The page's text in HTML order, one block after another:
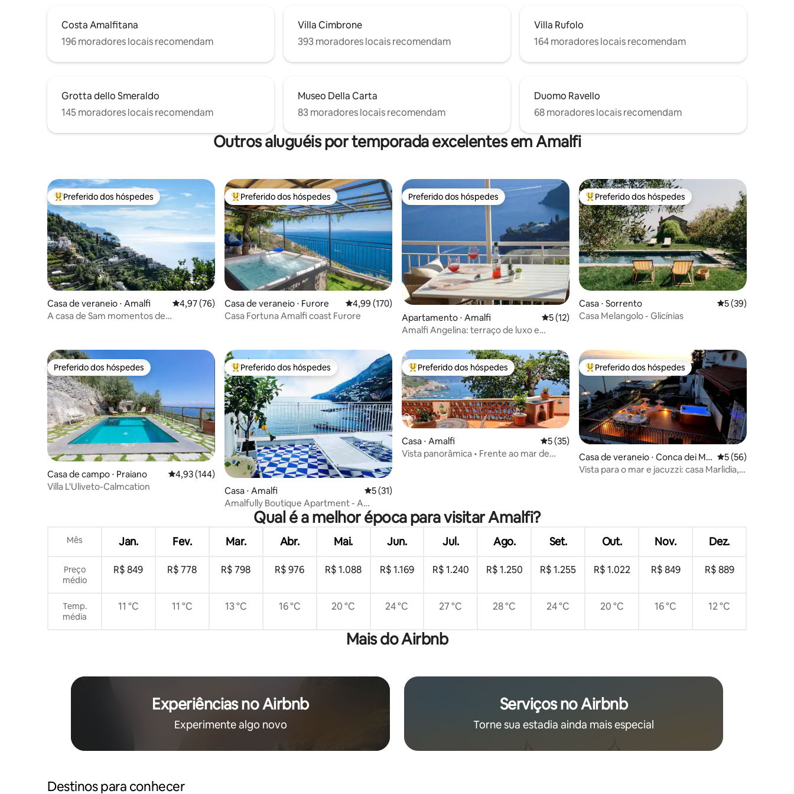
Costa Amalfitana
196 moradores locais recomendam
Villa Cimbrone
393 moradores locais recomendam
Villa Rufolo
164 moradores locais recomendam
Grotta dello Smeraldo
145 moradores locais recomendam
Museo Della Carta
83 moradores locais recomendam
Duomo Ravello
68 moradores locais recomendam
Outros aluguéis por temporada excelentes em Amalfi
Entre os melhores preferidos dos hóspedes
Preferido dos hóspedes
Casa de veraneio ⋅ Amalfi 4,97 de uma avaliação média de 5, 76 avaliações
4,97 (76)
A casa de Sam momentos de
Entre os melhores preferidos dos hóspedes
Preferido dos hóspedes
Casa de veraneio ⋅ Furore 4,99 de uma avaliação média de 5, 170 avaliações
4,99 (170)
Casa Fortuna Amalfi coast Furore
Preferido dos hóspedes
Preferido dos hóspedes
Apartamento ⋅ Amalfi 5 de uma avaliação média de 5, 12 avaliações
5 (12)
Amalfi Angelina: terraço de luxo e
Entre os melhores preferidos dos hóspedes
Preferido dos hóspedes
Casa ⋅ Sorrento 5 de uma
5 (39)
Casa Melangolo - Glicínias
Preferido dos hóspedes
Preferido dos hóspedes
Casa de campo ⋅ Praiano 4,93 de uma avaliação média de 5, 144 avaliações
4,93 (144)
Villa L'Uliveto-Calmcation
Entre os melhores preferidos dos hóspedes
Preferido dos hóspedes
Casa ⋅ Amalfi 5 de uma avaliação média de 5, 31 avaliações
5 (31)
Amalfully Boutique Apartment - A
seaview gem
Entre os melhores preferidos dos hóspedes
Preferido dos hóspedes
Casa ⋅ Amalfi 5 de uma avaliação média de 5, 35 avaliações
5 (35)
Vista panorâmica • Frente ao mar de
Entre os melhores preferidos dos hóspedes
Preferido dos hóspedes
Casa de veraneio ⋅ Conca dei Ma
rini
5 de uma
5 (56)
Vista para o mar e jacuzzi: casa Marlidia,
Qual é a melhor época para visitar Amalfi?
Mês Jan. Fev. Mar. Abr. Mai. Jun. Jul. Ago. Set. Out. Nov. Dez.
Preço
médio
R$ 849 R$ 778 R$ 798 R$ 976 R$ 1.088 R$ 1.169 R$ 1.240 R$ 1.250 R$ 1.255 R$ 1.022 R$ 849 R$ 889
Temp.
média
11 °C 11 °C 13 °C 16 °C 20 °C 24 °C 27 °C 28 °C 24 °C 20 °C 16 °C 12 °C
Mais do Airbnb
Experiências no Airbnb
Experimente algo novo
Serviços no Airbnb
Torne sua estadia ainda mais especial
Destinos para conhecer